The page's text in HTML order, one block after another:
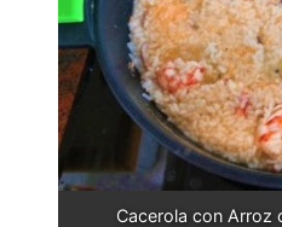
Cacerola con Arroz